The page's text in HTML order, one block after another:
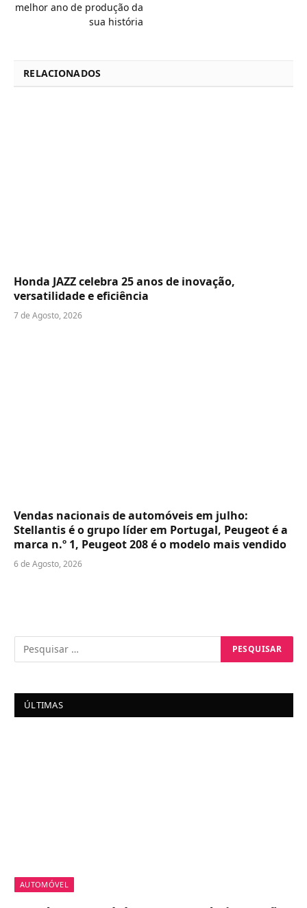
melhor ano de produção da
sua história
RELACIONADOS
Honda JAZZ celebra 25 anos de inovação,
versatilidade e eficiência
7 de Agosto, 2026
Vendas nacionais de automóveis em julho:
Stellantis é o grupo líder em Portugal, Peugeot é a
marca n.º 1, Peugeot 208 é o modelo mais vendido
6 de Agosto, 2026
ÚLTIMAS
AUTOMÓVEL